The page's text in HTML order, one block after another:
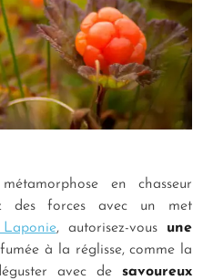
en chasseur
des forces avec un met
, autorisez-vous une
à la réglisse, comme la
avec de savoureux